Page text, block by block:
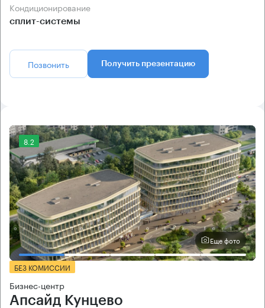
Кондиционирование
сплит-системы
Позвонить Получить презентацию
8.2
Еще фото
БЕЗ КОМИССИИ
Бизнес-центр
Апсайд Кунцево